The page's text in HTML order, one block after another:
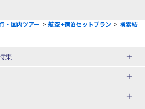
・国内ツアー > 航空+宿泊セットプラン > 検索結
集
ケージ
ＪＡＬで行く飛行機+ホテルパック
の旅
ユニバーサル・スタジオ・ジャパ